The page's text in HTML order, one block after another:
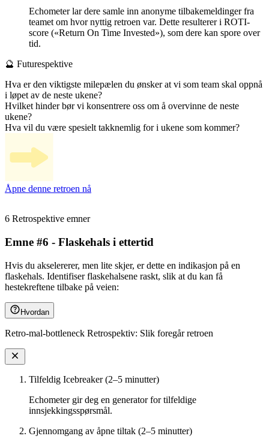
Echometer lar dere samle inn anonyme tilbakemeldinger fra
teamet om hvor nyttig retroen var. Dette resulterer i ROTI-
score («Return On Time Invested»), som dere kan spore over
tid.
🔮 Futurespektive
Hva er den viktigste milepælen du ønsker at vi som team skal oppnå
i løpet av de neste ukene?
Hvilket hinder bør vi konsentrere oss om å overvinne de neste
ukene?
Hva vil du være spesielt takknemlig for i ukene som kommer?
Åpne denne retroen nå
6 Retrospektive emner
Emne #6 - Flaskehals i ettertid
Hvis du akselererer, men lite skjer, er dette en indikasjon på en
flaskehals. Identifiser flaskehalsene raskt, slik at du kan få
hestekreftene tilbake på veien:
Hvordan
Retro-mal-bottleneck Retrospektiv: Slik foregår retroen
Tilfeldig Icebreaker (2–5 minutter)
Echometer gir deg en generator for tilfeldige
innsjekkingsspørsmål.
Gjennomgang av åpne tiltak (2–5 minutter)